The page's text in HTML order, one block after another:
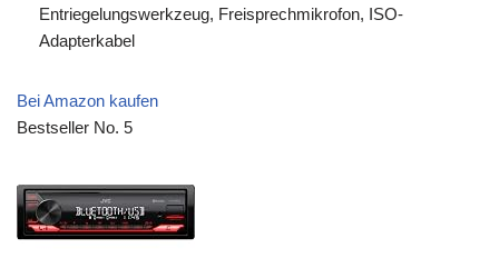
Entriegelungswerkzeug, Freisprechmikrofon, ISO-
Adapterkabel
Bei Amazon kaufen
Bestseller No. 5